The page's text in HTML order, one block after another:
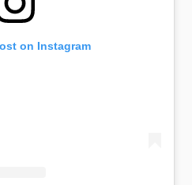
on Instagram